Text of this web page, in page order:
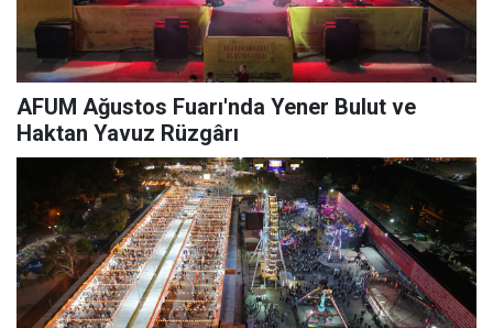
AFUM Ağustos Fuarı'nda Yener Bulut ve
Haktan Yavuz Rüzgârı